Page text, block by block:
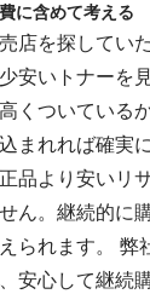
に含めて考える
店を探してい
安いトナーを
くついている
まれれば確実
品より安いリ
ん。継続的に
られます。 弊
安心して継続